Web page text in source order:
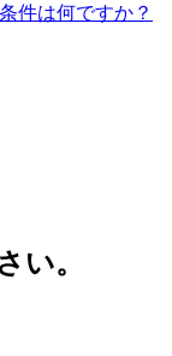
件は何ですか？
い。